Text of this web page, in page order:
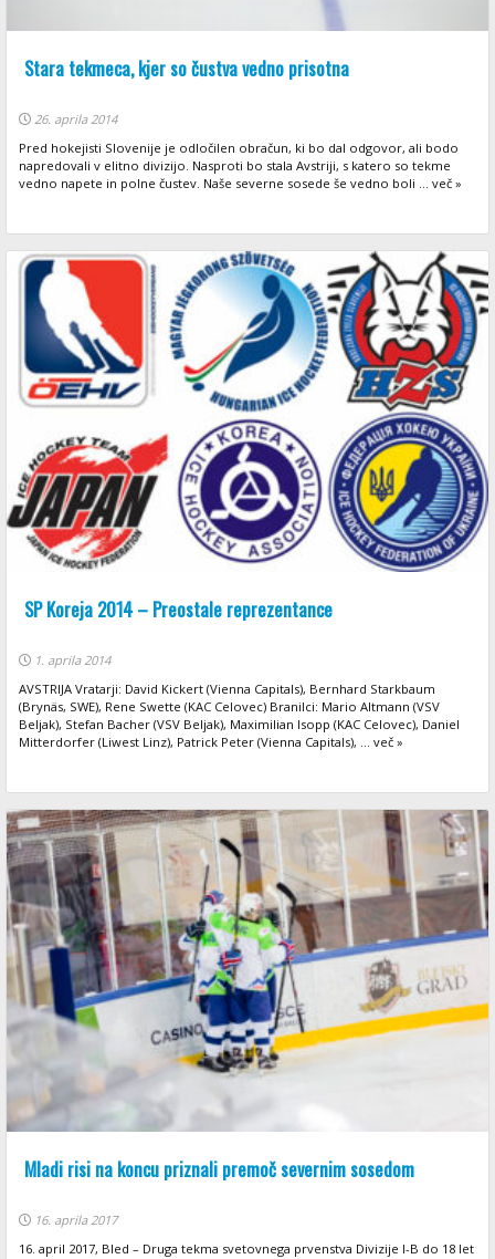
Stara tekmeca, kjer so čustva vedno prisotna
26. aprila 2014
Pred hokejisti Slovenije je odločilen obračun, ki bo dal odgovor, ali bodo
napredovali v elitno divizijo. Nasproti bo stala Avstriji, s katero so tekme
vedno napete in polne čustev. Naše severne sosede še vedno boli ... več »
SP Koreja 2014 – Preostale reprezentance
1. aprila 2014
AVSTRIJA Vratarji: David Kickert (Vienna Capitals), Bernhard Starkbaum
(Brynäs, SWE), Rene Swette (KAC Celovec) Branilci: Mario Altmann (VSV
Beljak), Stefan Bacher (VSV Beljak), Maximilian Isopp (KAC Celovec), Daniel
Mitterdorfer (Liwest Linz), Patrick Peter (Vienna Capitals), ... več »
Mladi risi na koncu priznali premoč severnim sosedom
16. aprila 2017
16. april 2017, Bled – Druga tekma svetovnega prvenstva Divizije I-B do 18 let